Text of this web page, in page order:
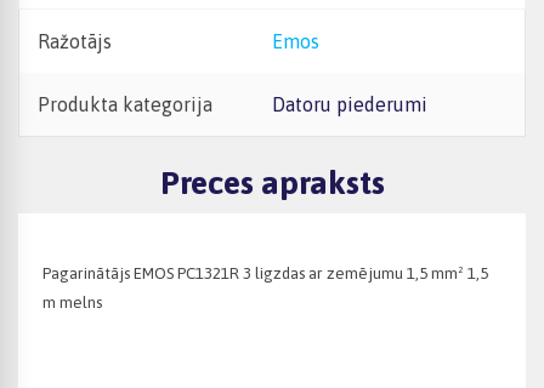
Ražotājs Emos
Produkta kategorija Datoru piederumi
Preces apraksts
Pagarinātājs EMOS PC1321R 3 ligzdas ar zemējumu 1,5 mm² 1,5
m melns